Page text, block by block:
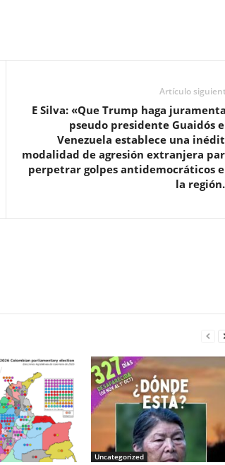
Artículo
E Silva: «Que Trump haga
pseudo presidente Guaidós
Venezuela establece una
modalidad de agresión extranjera
perpetrar golpes antidemocráticos
la
Uncategorized